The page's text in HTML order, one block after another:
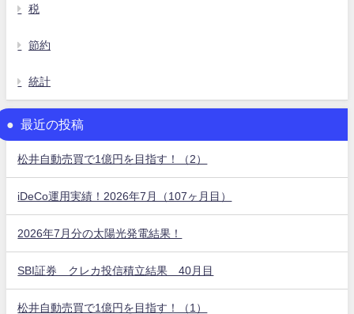
税
節約
統計
最近の投稿
松井自動売買で1億円を目指す！（2）
iDeCo運用実績！2026年7月（107ヶ月目）
2026年7月分の太陽光発電結果！
SBI証券 クレカ投信積立結果 40月目
松井自動売買で1億円を目指す！（1）